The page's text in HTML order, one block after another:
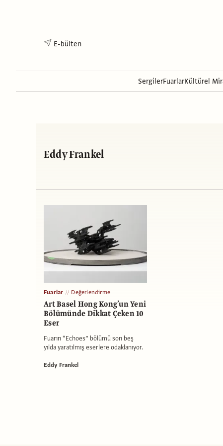
E-bülten
SergilerFuarlarKültürel
Eddy Frankel
Fuarlar Değerlendirme
Art Basel Hong Kong’un Yeni
Bölümünde Dikkat Çeken 10
Eser
Fuarın “Echoes” bölümü son beş
yılda yaratılmış eserlere odaklanıyor.
Eddy Frankel